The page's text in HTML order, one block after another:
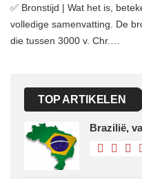
✅ Bronstijd | Wat het is,
volledige samenvatting. De
die tussen 3000 v. Chr.…
TOP ARTIKELEN
Brazilië,